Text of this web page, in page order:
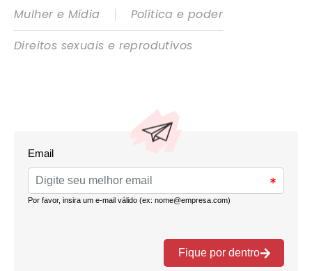
Mulher e Mídia
|
Política e poder
Direitos sexuais e reprodutivos